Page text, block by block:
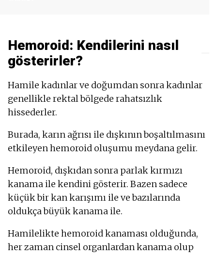
Hemoroid: Kendilerini nasıl
gösterirler?
Hamile kadınlar ve doğumdan sonra kadınlar
genellikle rektal bölgede rahatsızlık
hissederler.
Burada, karın ağrısı ile dışkının boşaltılmasını
etkileyen hemoroid oluşumu meydana gelir.
Hemoroid, dışkıdan sonra parlak kırmızı
kanama ile kendini gösterir. Bazen sadece
küçük bir kan karışımı ile ve bazılarında
oldukça büyük kanama ile.
Hamilelikte hemoroid kanaması olduğunda,
her zaman cinsel organlardan kanama olup